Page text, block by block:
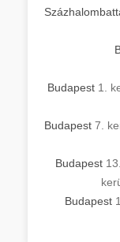
Budapest 1.
Budapest 7.
Budapest
Budapest